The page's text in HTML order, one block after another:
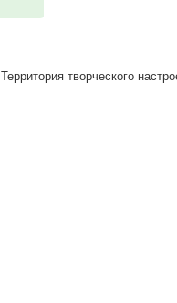
Территория творческого